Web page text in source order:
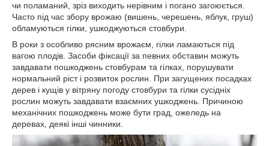
чи поламаний, зріз виходить нерівним і погано загоюється.
Часто під час збору врожаю (вишень, черешень, яблук, груш)
обламуються гілки, ушкоджуються стовбури.
В роки з особливо рясним врожаєм, гілки ламаються під
вагою плодів. Засоби фіксації за певних обставин можуть
завдавати пошкоджень стовбурам та гілках, порушувати
нормальний ріст і розвиток рослин. При загущених посадках
дерев і кущів у вітряну погоду стовбури та гілки сусідніх
рослин можуть завдавати взаємних ушкоджень. Причиною
механічних пошкоджень може бути град, ожеледь на
деревах, деякі інші чинники.